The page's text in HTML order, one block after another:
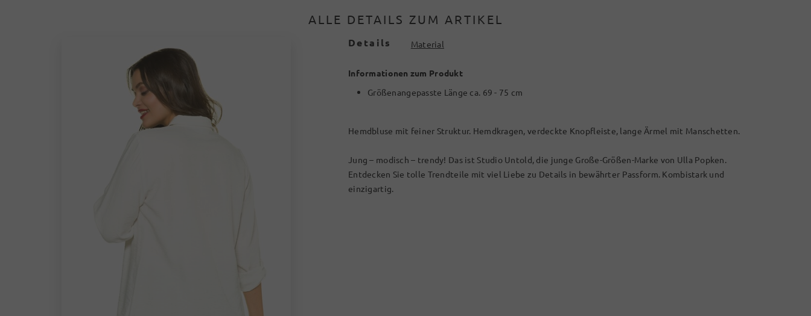
ALLE DETAILS ZUM ARTIKEL
Details Material
Informationen zum Produkt
Größenangepasste Länge ca. 69 - 75 cm
Hemdbluse mit feiner Struktur. Hemdkragen, verdeckte Knopfleiste, lange Ärmel mit Manschetten.
Jung – modisch – trendy! Das ist Studio Untold, die junge Große-Größen-Marke von Ulla Popken.
Entdecken Sie tolle Trendteile mit viel Liebe zu Details in bewährter Passform. Kombistark und
einzigartig.